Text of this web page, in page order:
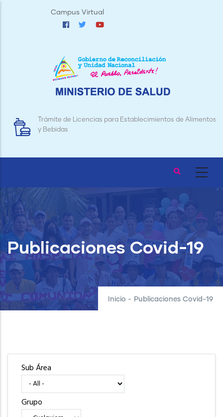
Campus Virtual
Trámite de Licencias para Establecimientos de Alimentos
y Bebidas
Publicaciones Covid-19
Inicio - Publicaciones Covid-19
Sub Área
Grupo